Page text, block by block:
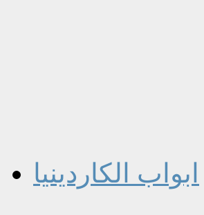
ابواب الكاردينيا